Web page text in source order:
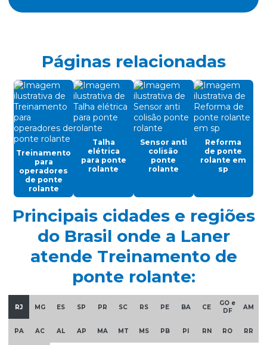
Célula carga industrial
Célula de carga para ponte rolante
Chave fim de curso para ponte rolante
Controle remoto para ponte rolante
Cortina de cabo ponte rolante
Discos de freios ponte rolante multimarcas
Distribuidor autorizado swf krantechnik brasil
Empresa especializada em manutenção de ponte rolante
Empresa de ponte rolante
Empresa de talha elétrica
Empresas de barramento blindado
Empresas de manutenção em ponte rolante
Equipamentos swf krantechnik brasil
Páginas relacionadas
Treinamento
para
operadores
de ponte
rolante
Talha
elétrica
para ponte
rolante
Sensor anti
colisão
ponte
rolante
Reforma
de ponte
rolante em
sp
Principais cidades e regiões
do Brasil onde a Laner
atende Treinamento de
ponte rolante:
RJ MG ES SP PR SC RS PE BA CE
GO e
DF
AM
PA AC AL AP MA MT MS PB PI RN RO RR